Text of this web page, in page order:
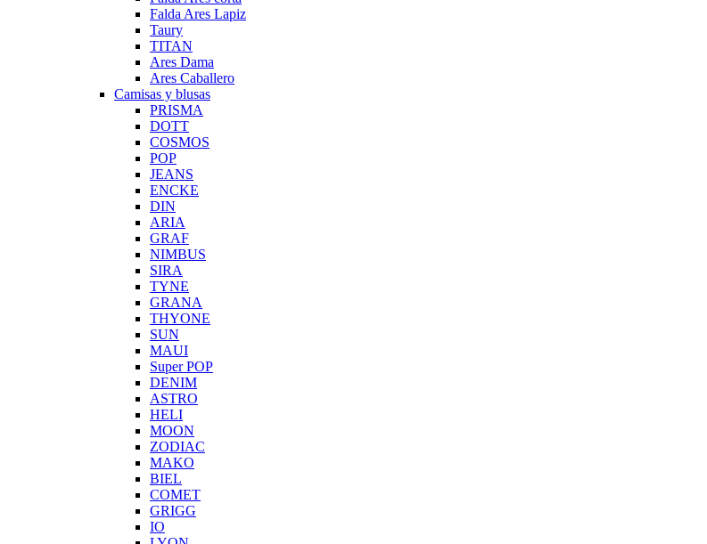
Falda Ares Lapiz
Taury
TITAN
Ares Dama
Ares Caballero
Camisas y blusas
PRISMA
DOTT
COSMOS
POP
JEANS
ENCKE
DIN
ARIA
GRAF
NIMBUS
SIRA
TYNE
GRANA
THYONE
SUN
MAUI
Super POP
DENIM
ASTRO
HELI
MOON
ZODIAC
MAKO
BIEL
COMET
GRIGG
IO